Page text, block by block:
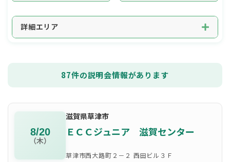
詳細エリア
87件の説明会情報があります
8/20
（木）
滋賀県草津市
ＥＣＣジュニア 滋賀センター
草津市西大路町２－２ 西田ビル３Ｆ